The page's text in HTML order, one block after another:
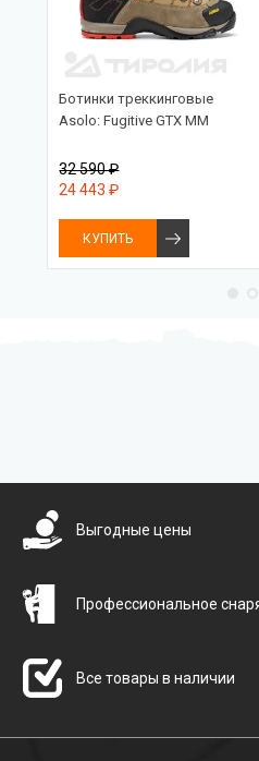
Ботинки треккинговые
Asolo: Fugitive GTX MM
32 590 ₽
24 443 ₽
КУПИТЬ
Выгодные цены
Профессиональное
Все товары в наличии